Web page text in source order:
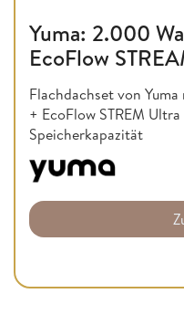
Yuma: 2.000
EcoFlow
Flachdachset von
+ EcoFlow STREM
Speicherkapazität